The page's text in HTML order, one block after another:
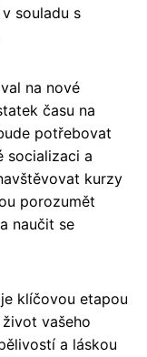
souladu s
na nové
času na
potřebovat
socializaci a
kurzy
porozumět
naučit se
klíčovou etapou
vašeho
a láskou